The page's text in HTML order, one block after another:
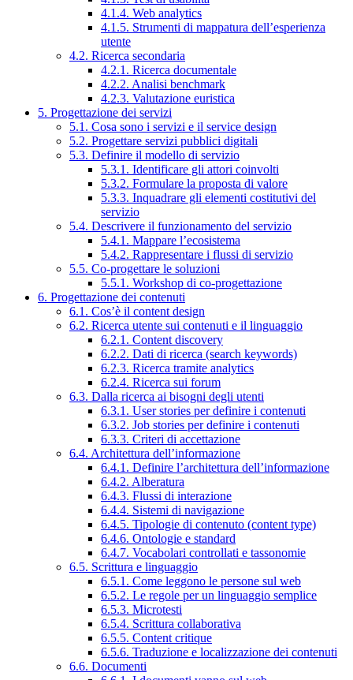
4.1.4. Web analytics
4.1.5. Strumenti di mappatura dell’esperienza
utente
4.2. Ricerca secondaria
4.2.1. Ricerca documentale
4.2.2. Analisi benchmark
4.2.3. Valutazione euristica
5. Progettazione dei servizi
5.1. Cosa sono i servizi e il service design
5.2. Progettare servizi pubblici digitali
5.3. Definire il modello di servizio
5.3.1. Identificare gli attori coinvolti
5.3.2. Formulare la proposta di valore
5.3.3. Inquadrare gli elementi costitutivi del
servizio
5.4. Descrivere il funzionamento del servizio
5.4.1. Mappare l’ecosistema
5.4.2. Rappresentare i flussi di servizio
5.5. Co-progettare le soluzioni
5.5.1. Workshop di co-progettazione
6. Progettazione dei contenuti
6.1. Cos’è il content design
6.2. Ricerca utente sui contenuti e il linguaggio
6.2.1. Content discovery
6.2.2. Dati di ricerca (search keywords)
6.2.3. Ricerca tramite analytics
6.2.4. Ricerca sui forum
6.3. Dalla ricerca ai bisogni degli utenti
6.3.1. User stories per definire i contenuti
6.3.2. Job stories per definire i contenuti
6.3.3. Criteri di accettazione
6.4. Architettura dell’informazione
6.4.1. Definire l’architettura dell’informazione
6.4.2. Alberatura
6.4.3. Flussi di interazione
6.4.4. Sistemi di navigazione
6.4.5. Tipologie di contenuto (content type)
6.4.6. Ontologie e standard
6.4.7. Vocabolari controllati e tassonomie
6.5. Scrittura e linguaggio
6.5.1. Come leggono le persone sul web
6.5.2. Le regole per un linguaggio semplice
6.5.3. Microtesti
6.5.4. Scrittura collaborativa
6.5.5. Content critique
6.5.6. Traduzione e localizzazione dei contenuti
6.6. Documenti